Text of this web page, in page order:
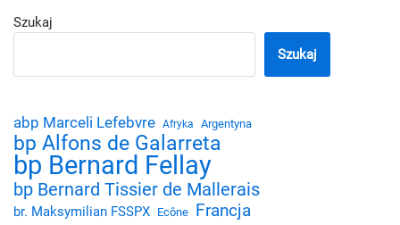
Szukaj
Szukaj
abp Marceli Lefebvre Afryka Argentyna
bp Alfons de Galarreta
bp Bernard Fellay
bp Bernard Tissier de Mallerais
br. Maksymilian FSSPX Ecône Francja